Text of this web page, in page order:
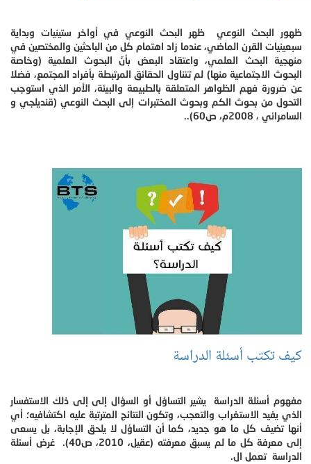
ظهور البحث النوعي ظهر البحث النوعي في أواخر ستينيات وبداية
سبعينيات القرن الماضي، عندما زاد اهتمام كل من الباحثين والمختصين في
منهجية البحث العلمي، واعتقاد البعض بأنّ البحوث العلمية (وخاصة
البحوث الاجتماعية منها) لم تتناول الحقائق المرتبطة بأفراد المجتمع، فضلا
عن ضرورة فهم الظواهر المتعلقة بالطبيعة والبيئة، الأمر الذي استوجب
التحول من بحوث الكم وبحوث المختبرات إلى البحث النوعي (قنديلجي و
السامرائي ، 2008م، ص60)..
كيف تكتب أسئلة الدراسة
مفهوم أسئلة الدراسة يشير التساؤل أو السؤال إلى إلى ذلك الاستفسار
الذي يفيد الاستغراب والتعجب، وتكون النتائج المترتبة عليه اكتشافيه؛ أي
أنها تضيف كل ما هو جديد، كما أن التساؤل لا يلحق الإجابة، بل يسعى
إلى معرفة كل ما لم يسبق معرفته (عقيل، 2010، ص40). غرض أسئلة
الدراسة تعمل ال.